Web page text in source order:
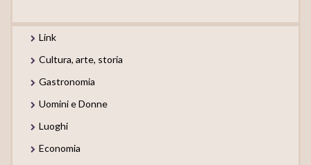
Link
Cultura, arte, storia
Gastronomia
Uomini e Donne
Luoghi
Economia